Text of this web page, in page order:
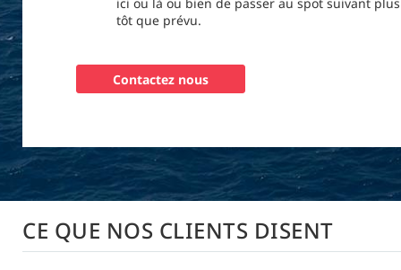
tôt que prévu.
Contactez nous
CE QUE NOS CLIENTS DISENT